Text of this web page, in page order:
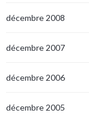
décembre 2008
décembre 2007
décembre 2006
décembre 2005